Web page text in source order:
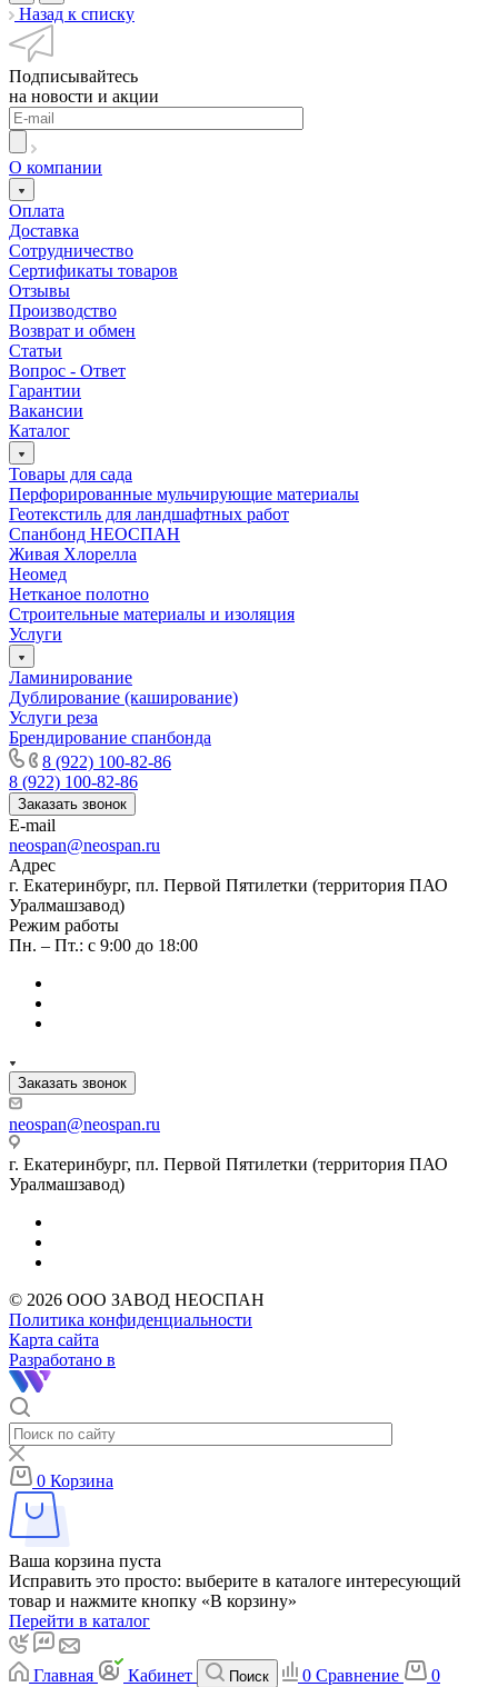
Назад к списку
Подписывайтесь
на новости и акции
О компании
Оплата
Доставка
Сотрудничество
Сертификаты товаров
Отзывы
Производство
Возврат и обмен
Статьи
Вопрос - Ответ
Гарантии
Вакансии
Каталог
Товары для сада
Перфорированные мульчирующие материалы
Геотекстиль для ландшафтных работ
Спанбонд НЕОСПАН
Живая Хлорелла
Нeомед
Нетканое полотно
Строительные материалы и изоляция
Услуги
Ламинирование
Дублирование (каширование)
Услуги реза
Брендирование спанбонда
8 (922) 100-82-86
8 (922) 100-82-86
Заказать звонок
E-mail
neospan@neospan.ru
Адрес
г. Екатеринбург, пл. Первой Пятилетки (территория ПАО
Уралмашзавод)
Режим работы
Пн. – Пт.: с 9:00 до 18:00
Заказать звонок
neospan@neospan.ru
г. Екатеринбург, пл. Первой Пятилетки (территория ПАО
Уралмашзавод)
© 2026 ООО ЗАВОД НЕОСПАН
Политика конфиденциальности
Карта сайта
Разработано в
0 Корзина
Ваша корзина пуста
Исправить это просто: выберите в каталоге интересующий
товар и нажмите кнопку «В корзину»
Перейти в каталог
Главная Кабинет Поиск 0 Сравнение
0